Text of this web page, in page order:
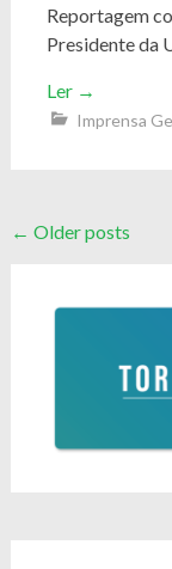
Reportagem
Presidente da
Ler →
Imprensa
Posts
← Older posts